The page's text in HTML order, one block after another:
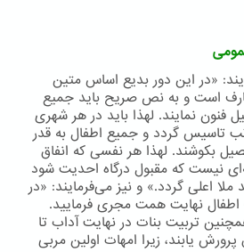
«در این دور بدیع اساس متین
است و به نص صریح باید جمیع
فنون نمایند. لهذا باید در هر شهری
تاسیس گردد و جمیع اطفال به قدر
بکوشند. لهذا هر نفسی که انفاق
نیست که مقبول درگاه احدیت شود
اعلی گردد.» و نیز می‌فرمایند: «در
نهایت همت مجری فرمایید.
تربیت بنات در نهایت آداب تا
یابند، زیرا امهات اولین مربی